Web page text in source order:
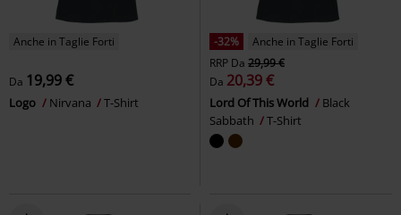
Anche in Taglie Forti
Da 19,99 €
Logo Nirvana T-Shirt
-32%
Anche in Taglie Forti
RRP Da 29,99 €
Da 20,39 €
Lord Of This World
Black
Sabbath
T-Shirt